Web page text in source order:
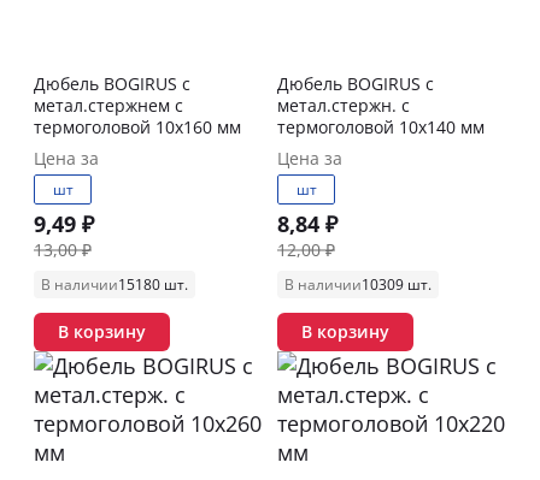
Дюбель BOGIRUS с
метал.стержнем с
термоголовой 10х160 мм
Цена за
шт
9,49 ₽
13,00 ₽
В наличии15180 шт.
В корзину
Дюбель BOGIRUS с
метал.стержн. с
термоголовой 10х140 мм
Цена за
шт
8,84 ₽
12,00 ₽
В наличии10309 шт.
В корзину